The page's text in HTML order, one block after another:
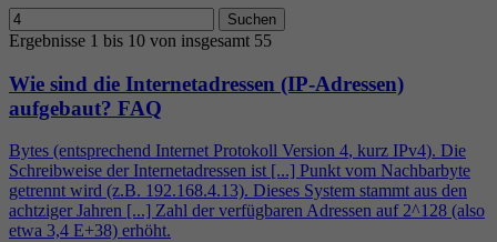
Suchen
Ergebnisse 1 bis 10 von insgesamt 55
Wie sind die Internetadressen (IP-Adressen)
aufgebaut? FAQ
Bytes (entsprechend Internet Protokoll Version 4, kurz IPv4). Die
Schreibweise der Internetadressen ist [...] Punkt vom Nachbarbyte
getrennt wird (z.B. 192.168.4.13). Dieses System stammt aus den
achtziger Jahren [...] Zahl der verfügbaren Adressen auf 2^128 (also
etwa 3,4 E+38) erhöht.